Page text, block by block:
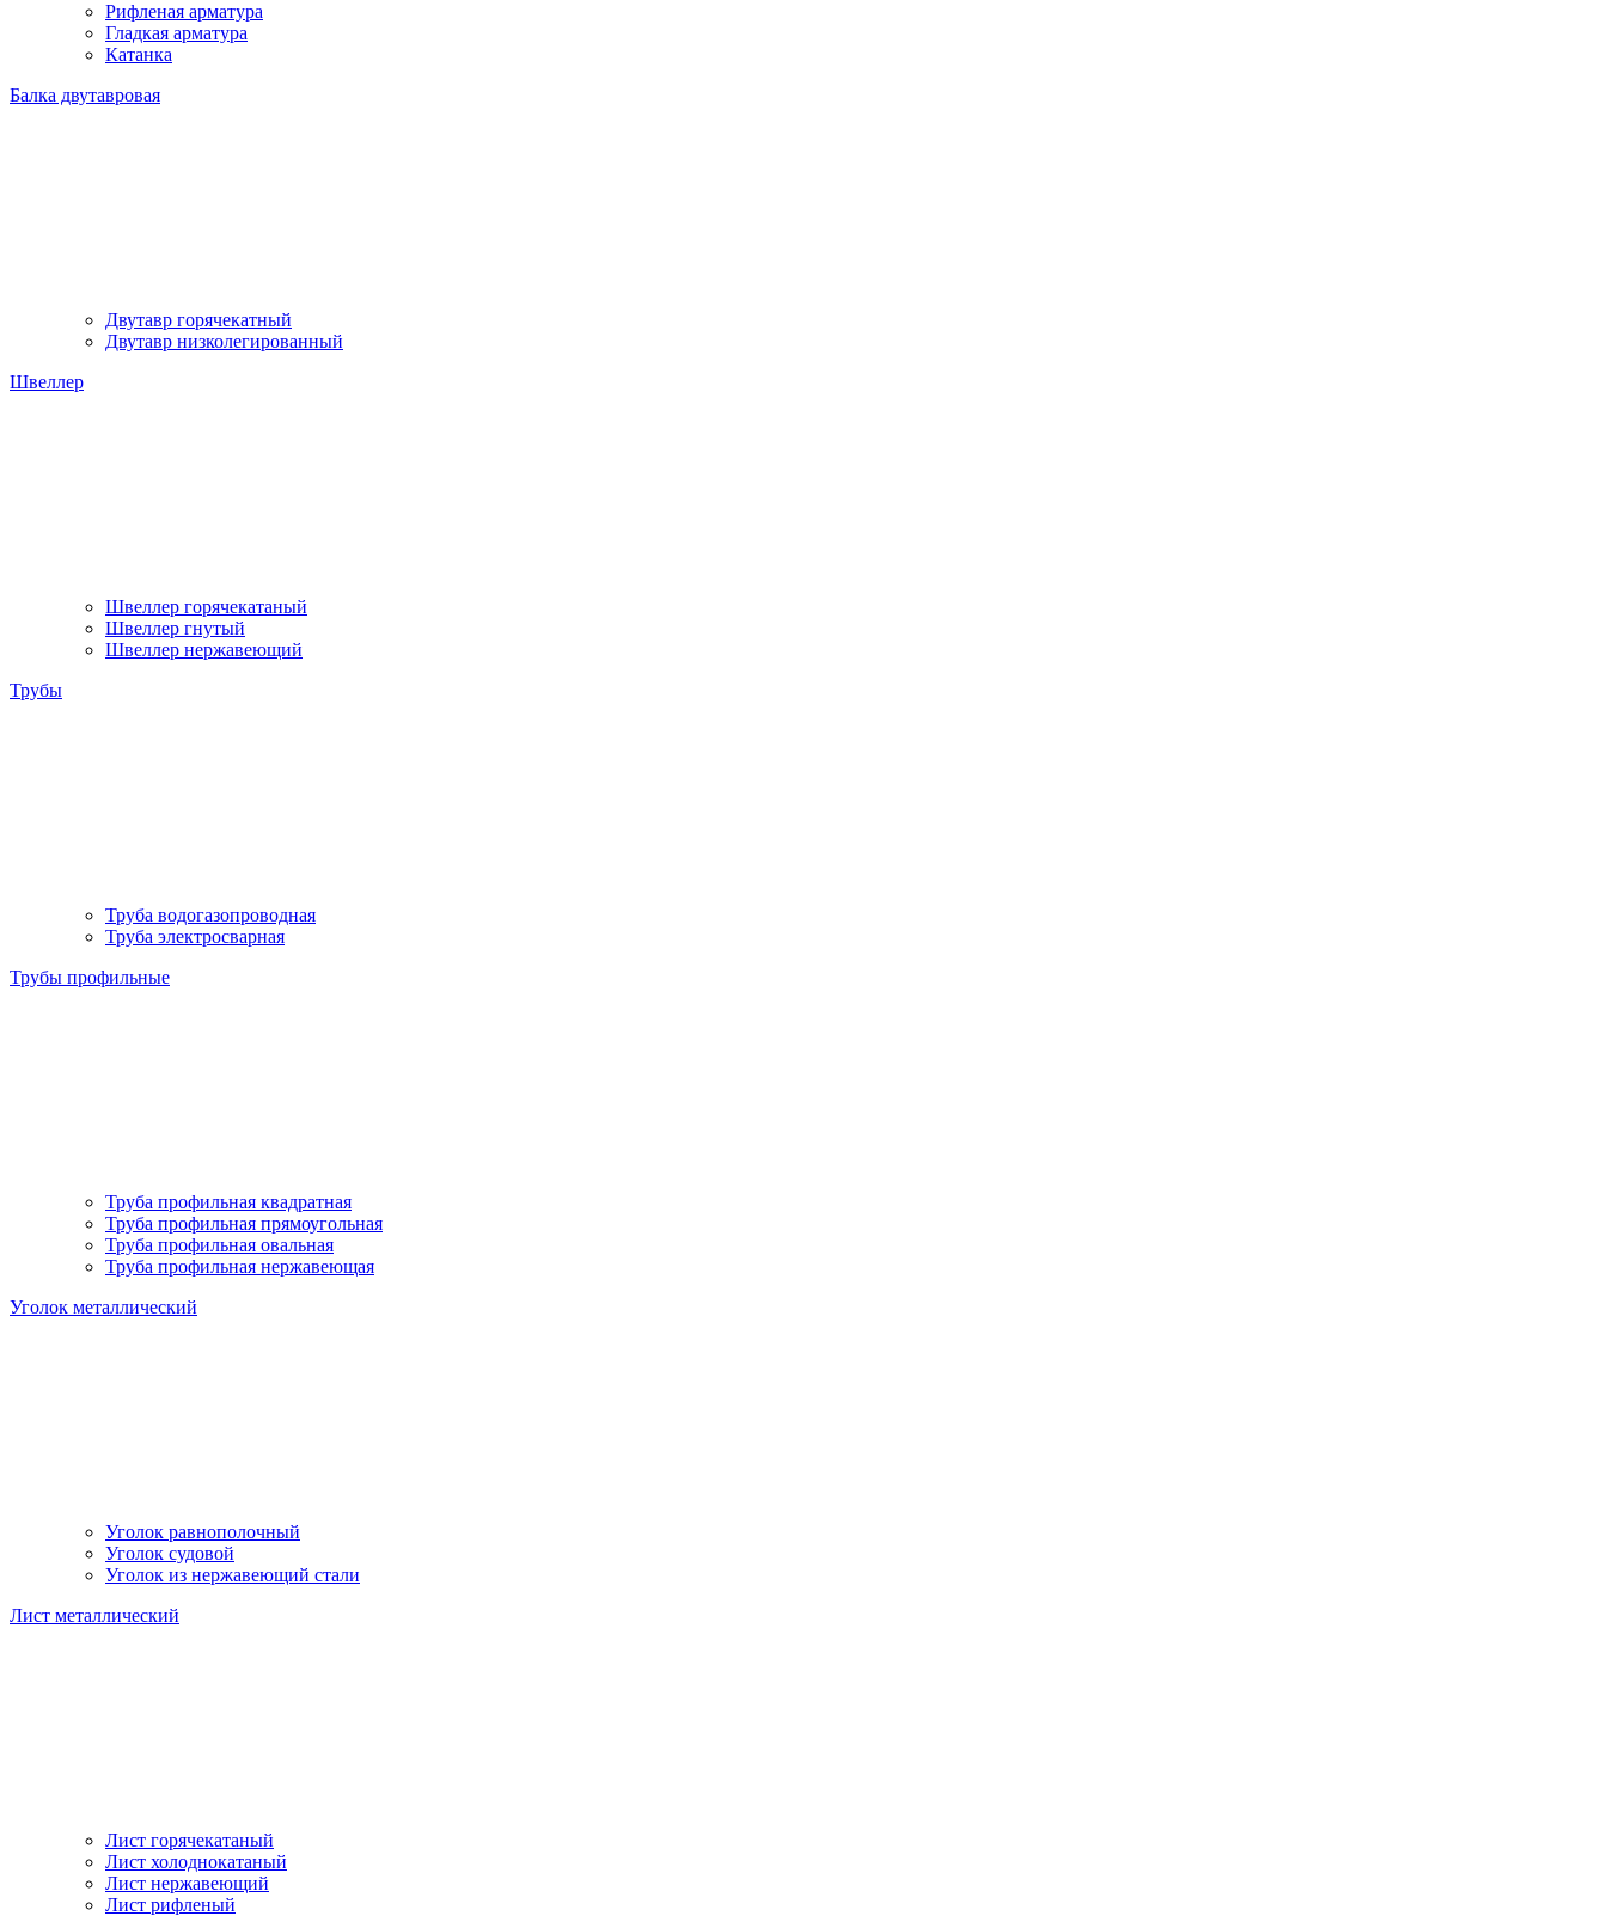
Рифленая арматура
Гладкая арматура
Катанка
Балка двутавровая
Двутавр горячекатный
Двутавр низколегированный
Швеллер
Швеллер горячекатаный
Швеллер гнутый
Швеллер нержавеющий
Трубы
Труба водогазопроводная
Труба электросварная
Трубы профильные
Труба профильная квадратная
Труба профильная прямоугольная
Труба профильная овальная
Труба профильная нержавеющая
Уголок металлический
Уголок равнополочный
Уголок судовой
Уголок из нержавеющий стали
Лист металлический
Лист горячекатаный
Лист холоднокатаный
Лист нержавеющий
Лист рифленый